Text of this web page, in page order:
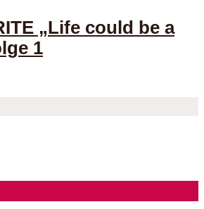
„Life could be a
1